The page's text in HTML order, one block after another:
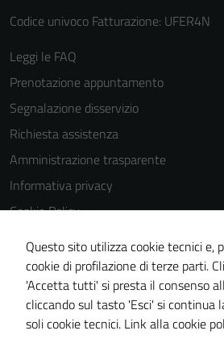
Codice univoco Fatturazione: UFER4N
Leggi le FAQ
Prenotazione appuntamento
Segnalazione disservizio
Richiesta assistenza
Amministrazione trasparente
Informativa privacy
Cookie Policy
Note legali
Dichiarazione di accessibilità
Obiettivi di accessibilità
Piano di miglioramento del sito
Questo sito utilizza cookie tecnici e,
cookie di profilazione di terze parti.
'Accetta tutti' si presta il consenso
cliccando sul tasto 'Esci' si continua
soli cookie tecnici. Link alla cookie